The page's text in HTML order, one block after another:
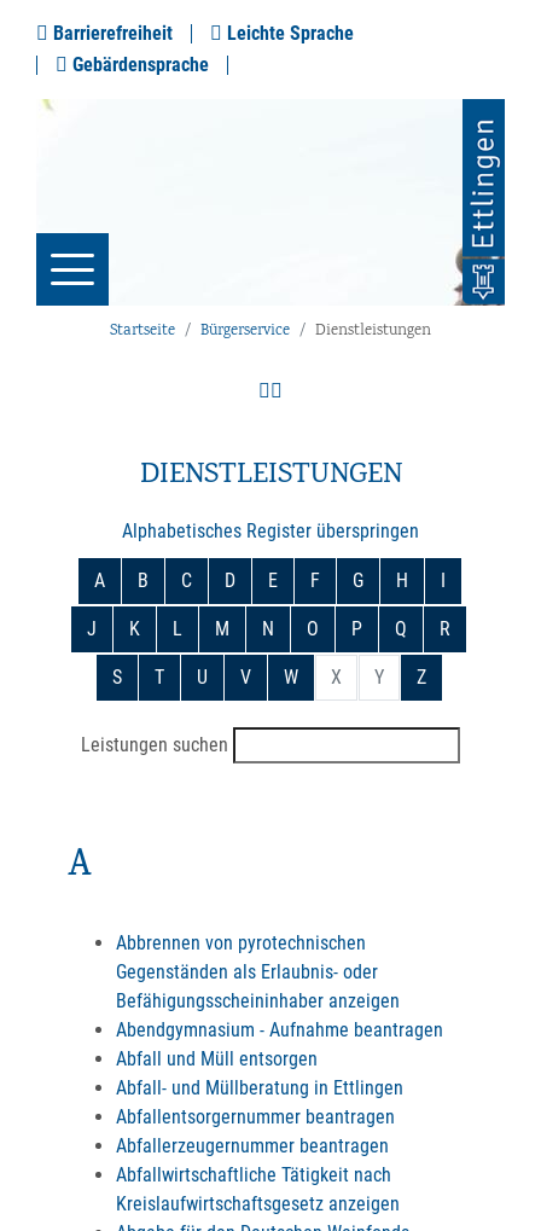
Barrierefreiheit
Leichte Sprache
Gebärdensprache
Startseite Bürgerservice Dienstleistungen
DIENSTLEISTUNGEN
Alphabetisches Register überspringen
A B C D E F G H I
J K L M N O P Q R
S T U V W X Y Z
Leistungen suchen
A
Abbrennen von pyrotechnischen
Gegenständen als Erlaubnis- oder
Befähigungsscheininhaber anzeigen
Abendgymnasium - Aufnahme beantragen
Abfall und Müll entsorgen
Abfall- und Müllberatung in Ettlingen
Abfallentsorgernummer beantragen
Abfallerzeugernummer beantragen
Abfallwirtschaftliche Tätigkeit nach
Kreislaufwirtschaftsgesetz anzeigen